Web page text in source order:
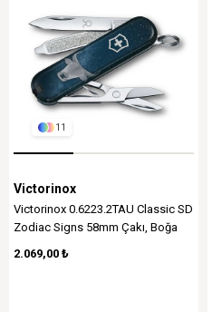
11
Victorinox
Victorinox 0.6223.2TAU Classic SD
Zodiac Signs 58mm Çakı, Boğa
2.069,00 ₺